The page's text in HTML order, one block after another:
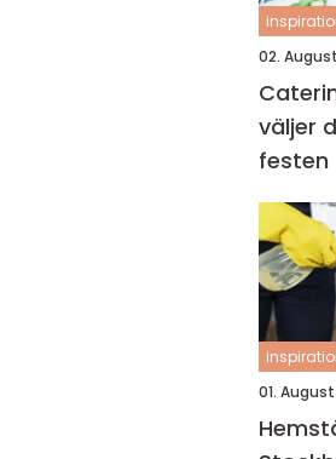
02.
väljer
festen
01.